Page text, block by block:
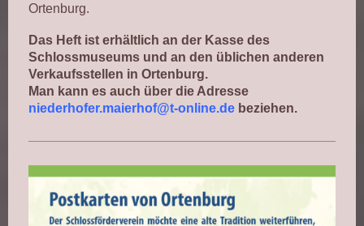
Ortenburg.
Das Heft ist erhältlich an der Kasse des
Schlossmuseums und an den üblichen anderen
Verkaufsstellen in Ortenburg.
Man kann es auch über die Adresse
niederhofer.maierhof@t-online.de beziehen.